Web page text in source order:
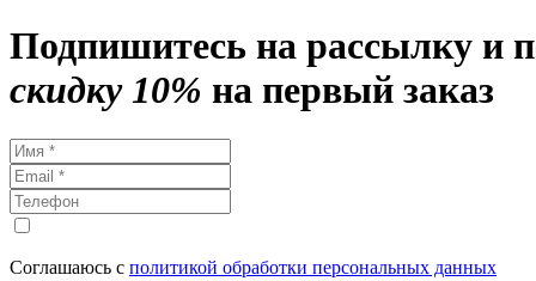
Подпишитесь на рассылку и
скидку 10% на первый заказ
Соглашаюсь с политикой обработки персональных данных